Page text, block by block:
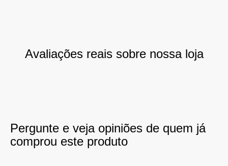
Avaliações reais sobre nossa loja
Pergunte e veja opiniões de quem já
comprou este produto